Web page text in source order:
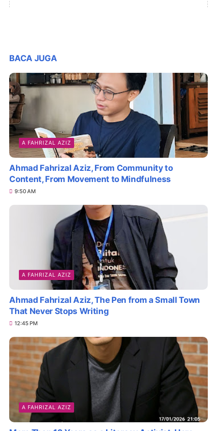
BACA JUGA
A FAHRIZAL AZIZ
Ahmad Fahrizal Aziz, From Community to
Content, From Movement to Mindfulness
9:50 AM
A FAHRIZAL AZIZ
Ahmad Fahrizal Aziz, The Pen from a Small Town
That Never Stops Writing
12:45 PM
A FAHRIZAL AZIZ